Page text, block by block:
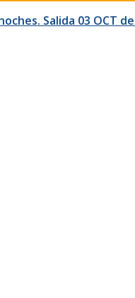
Salida 03 OCT